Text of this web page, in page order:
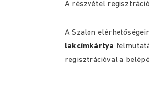
A részvétel
A Szalon
lakcímkártya
regisztrációval a